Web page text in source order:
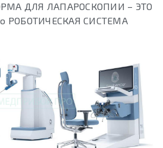
ДЛЯ ЛАПАРОСКОПИИ – ЭТО
РОБОТИЧЕСКАЯ СИСТЕМА